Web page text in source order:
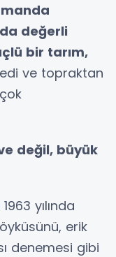
değerli
bir tarım,
ve topraktan
değil, büyük
yılında
erik
denemesi gibi